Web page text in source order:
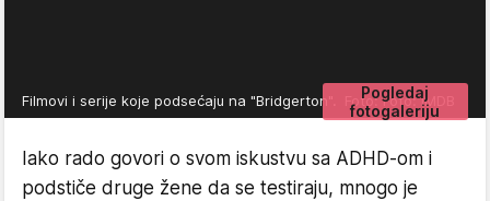
Pogledaj
fotogaleriju
Filmovi i serije koje podsećaju na "Bridgerton". Foto: Foto: IMDB
​Iako rado govori o svom iskustvu sa ADHD-om i
podstiče druge žene da se testiraju, mnogo je